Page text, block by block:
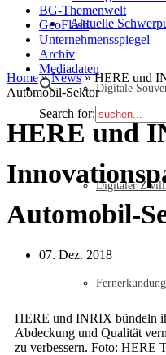
Aktuelle
Digitale
Digitaler
Fernerkundung
BG-Themenwelt
GeoFlash
Unternehmensspiegel
Archiv
Mediadaten
Search for:
Home»News»HERE und
Automobil-Sektor
HERE und
Automobil-
07. Dez. 2018
HERE und INRIX bündeln
Abdeckung und Qualität
zu verbessern. Foto: HERE